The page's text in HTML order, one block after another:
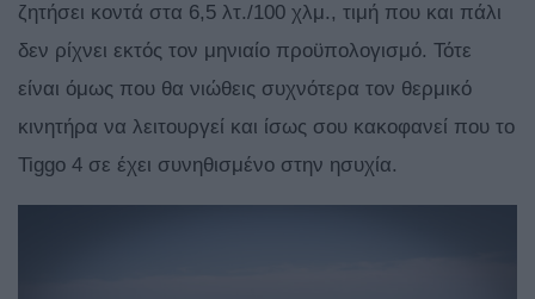
ζητήσει κοντά στα 6,5 λτ./100 χλμ., τιμή που και πάλι
δεν ρίχνει εκτός τον μηνιαίο προϋπολογισμό. Τότε
είναι όμως που θα νιώθεις συχνότερα τον θερμικό
κινητήρα να λειτουργεί και ίσως σου κακοφανεί που το
Tiggo 4 σε έχει συνηθισμένο στην ησυχία.